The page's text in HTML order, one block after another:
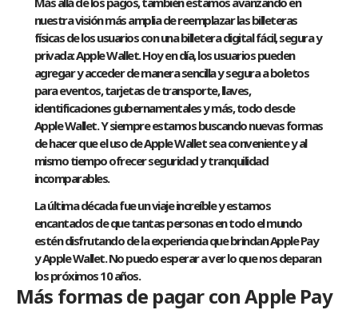
nuestra visión más amplia de reemplazar las billeteras
físicas de los usuarios con una billetera digital fácil, segura y
privada: Apple Wallet. Hoy en día, los usuarios pueden
agregar y acceder de manera sencilla y segura a boletos
para eventos, tarjetas de transporte, llaves,
identificaciones gubernamentales y más, todo desde
Apple Wallet. Y siempre estamos buscando nuevas formas
de hacer que el uso de Apple Wallet sea conveniente y al
mismo tiempo ofrecer seguridad y tranquilidad
incomparables.
La última década fue un viaje increíble y estamos
encantados de que tantas personas en todo el mundo
estén disfrutando de la experiencia que brindan Apple Pay
y Apple Wallet. No puedo esperar a ver lo que nos deparan
los próximos 10 años.
Más formas de pagar con Apple Pay